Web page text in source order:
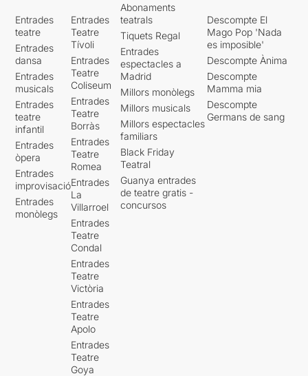
Entrades
teatre
Entrades
dansa
Entrades
musicals
Entrades
teatre
infantil
Entrades
òpera
Entrades
improvisació
Entrades
monòlegs
Entrades
Teatre
Tívoli
Entrades
Teatre
Coliseum
Entrades
Teatre
Borràs
Entrades
Teatre
Romea
Entrades
La
Villarroel
Entrades
Teatre
Condal
Entrades
Teatre
Victòria
Entrades
Teatre
Apolo
Entrades
Teatre
Goya
Abonaments
teatrals
Tiquets Regal
Entrades
espectacles a
Madrid
Millors monòlegs
Millors musicals
Millors espectacles
familiars
Black Friday
Teatral
Guanya entrades
de teatre gratis -
concursos
Descompte El
Mago Pop 'Nada
es imposible'
Descompte Ànima
Descompte
Mamma mia
Descompte
Germans de sang